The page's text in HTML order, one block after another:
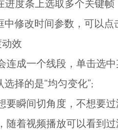
度条上选取多个关键
中修改时间参数，可以
效
成一个线段，单击选中
择的是“均匀变化”;
瞬间切角度，不想要过
着视频播放可以看到过